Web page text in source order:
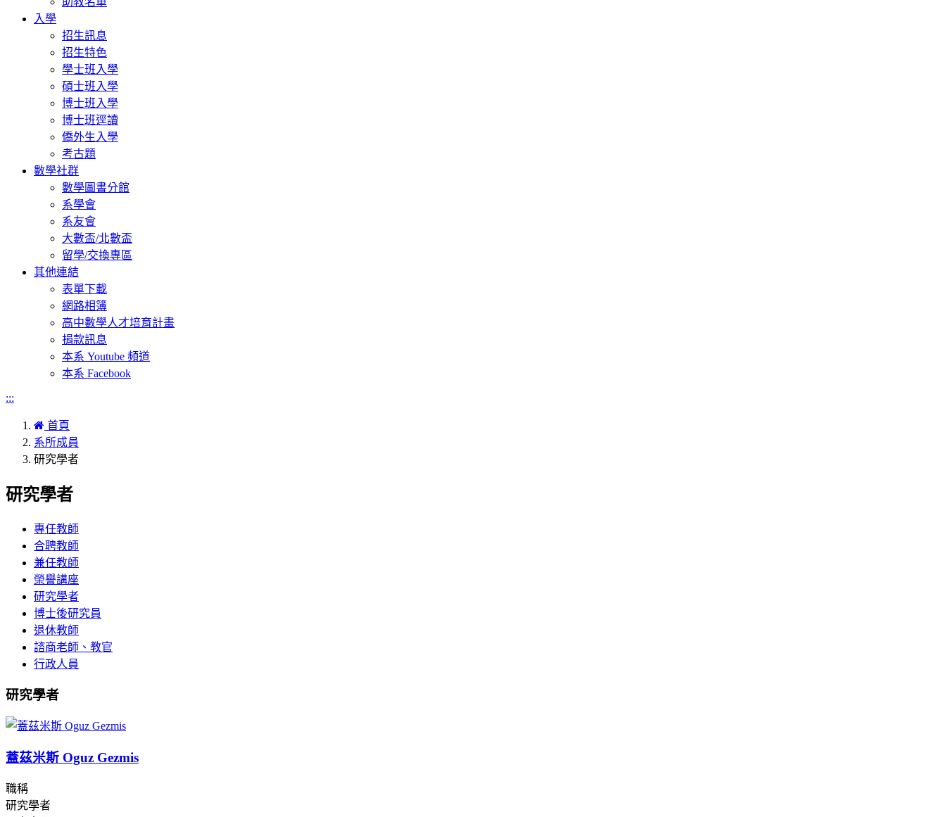
入學
招生訊息
招生特色
學士班入學
碩士班入學
博士班入學
博士班逕讀
僑外生入學
考古題
數學社群
數學圖書分館
系學會
系友會
大數盃/北數盃
留學/交換專區
其他連結
表單下載
網路相簿
高中數學人才培育計畫
捐款訊息
本系 Youtube 頻道
本系 Facebook
:::
首頁
系所成員
研究學者
研究學者
專任教師
合聘教師
兼任教師
榮譽講座
研究學者
博士後研究員
退休教師
諮商老師、教官
行政人員
研究學者
蓋茲米斯 Oguz Gezmis
職稱
研究學者